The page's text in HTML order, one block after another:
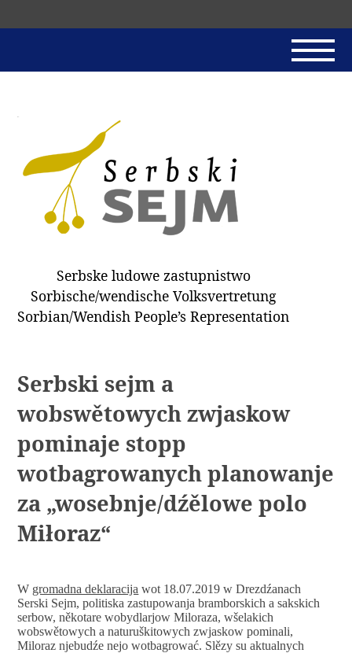
SERBSKI SEJM
JADNAŃSKI PÓRĚD
PROTOKOLE / HOBZAMKŃEŃA
DARY
WÓTPÓSŁAŃCY
HUBĚRKI
Serbske ludowe zastupnistwo
Sorbische/wendische Volksvertretung
Sorbian/Wendish People’s Representation
Serbski sejm a
wobswětowych zwjaskow
pominaje stopp
wotbagrowanych planowanje
za „wosebnje/dźělowe polo
Miłoraz“
W gromadna deklaracija wot 18.07.2019 w Drezdźanach
Serski Sejm, politiska zastupowanja bramborskich a sakskich
serbow, někotare wobydlarjow Miloraza, wšelakich
wobswětowych a naturuškitowych zwjaskow pominali,
Miloraz njebudźe nejo wotbagrować. Slězy su aktualnych